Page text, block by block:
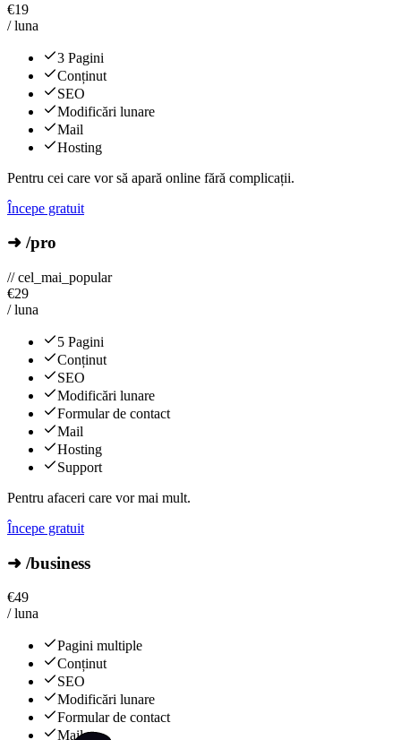
€19
/ luna
3 Pagini
Conținut
SEO
Modificări lunare
Mail
Hosting
Pentru cei care vor să apară online fără complicații.
Începe gratuit
➜ /pro
// cel_mai_popular
€29
/ luna
5 Pagini
Conținut
SEO
Modificări lunare
Formular de contact
Mail
Hosting
Support
Pentru afaceri care vor mai mult.
Începe gratuit
➜ /business
€49
/ luna
Pagini multiple
Conținut
SEO
Modificări lunare
Formular de contact
Mail